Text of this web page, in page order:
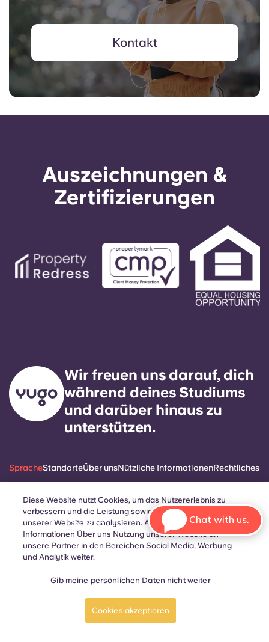
Ein Zimmer
Mach eine Tour
Kontakt
Auszeichnungen &
Zertifizierungen
Wir freuen uns darauf, dich
während deines Studiums
und darüber hinaus zu
unterstützen.
SpracheStandorteÜber unsNützliche InformationenRechtliches
Català Deutsch Italian French Portuguese
Kontakt
Diese Website nutzt Cookies, um das Nutzererlebnis zu
verbessern und die Leistung sowie den Traffic auf
unserer Website zu analysieren. Außerdem geben wir
Informationen Über uns Nutzung unserer Website an
unsere Partner in den Bereichen Social Media, Werbung
und Analytik weiter.
Gib meine persönlichen Daten nicht weiter
Cookies akzeptieren
Chat with us.